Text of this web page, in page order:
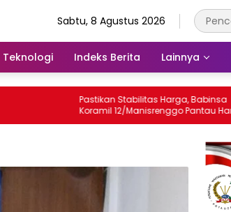
Sabtu, 8 Agustus 2026
Teknologi Indeks Berita Lainnya
Pastikan Stabilitas Harga, Babinsa
Koramil 12/Manisrenggo Pantau Harga
Sembako Di Pasar Klewer